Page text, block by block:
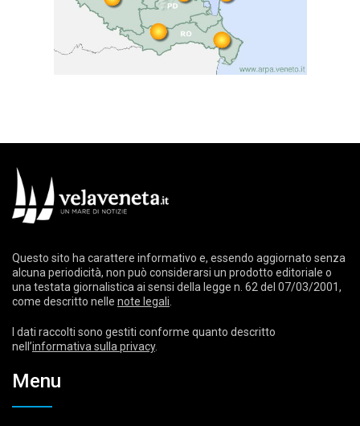
Questo sito ha carattere informativo e, essendo aggiornato senza
alcuna periodicità, non può considerarsi un prodotto editoriale o
una testata giornalistica ai sensi della legge n. 62 del 07/03/2001,
come descritto nelle note legali
I dati raccolti sono gestiti conforme quanto descritto
nell’informativa sulla privacy.
Menu